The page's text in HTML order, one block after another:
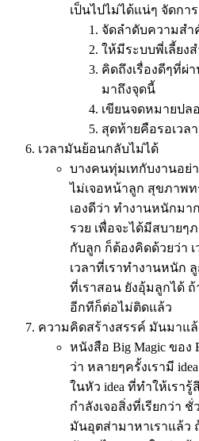
เป็นไปไม่ได้แน่ๆ จัดกา
จัดลำดับความสำ
ให้มีระบบพี่เลี้ยง
คิดถึงเรื่องดีๆที่ผ่
มาถึงจุดนี้
เขียนจดหมายปล
สุดท้ายคือรอเวล
เวลามันย้อนกลับไม่ได้
บางคนทุ่มเทกับงานอย่
ไม่เจอหน้าลูก สุขภาพ
เองดีว่า ทำงานหนักมา
รวย เพื่อจะได้มีสบายๆ
กับลูก ก็ต้องคิดด้วยว่า
เวลาที่เราทำงานหนัก
ที่เราสอน ยังอุ้มลูกได้ ถ้
อีกทีก็ต่อไม่ติดแล้ว
ความคิดสร้างสรรค์ มันมาแล้
หนังสือ Big Magic ของ
ว่า หลายๆครั้งเรามี
ในหัว idea ที่ทำให้เรารู้
กำลังเจอสิ่งที่เรียกว่า
มันอุตส่ามาหาเราแล้ว